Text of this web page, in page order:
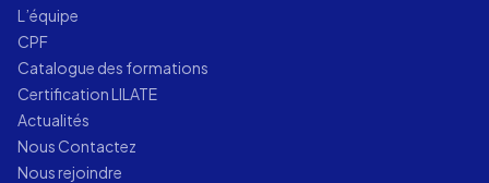
L’équipe
CPF
Catalogue des formations
Certification LILATE
Actualités
Nous Contactez
Nous rejoindre